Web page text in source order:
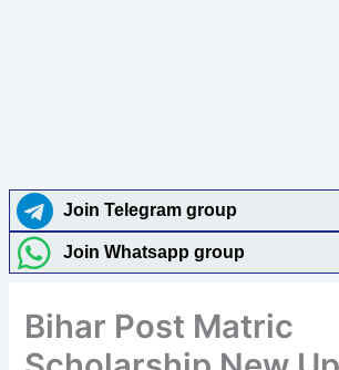
Join Telegram group
Join Whatsapp group
Bihar Post Matric